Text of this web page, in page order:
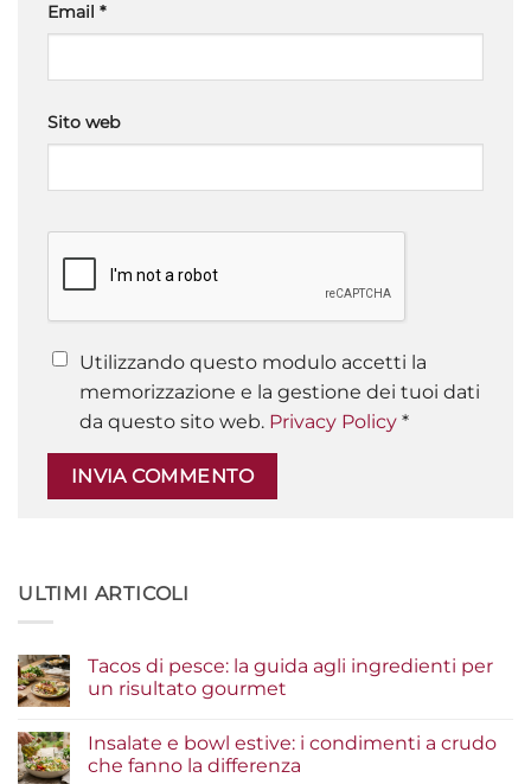
Email *
Sito web
Utilizzando questo modulo accetti la
memorizzazione e la gestione dei tuoi dati
da questo sito web. Privacy Policy *
ULTIMI ARTICOLI
Tacos di pesce: la guida agli ingredienti per
un risultato gourmet
su
Tacos
di
Insalate e bowl estive: i condimenti a crudo
che fanno la differenza